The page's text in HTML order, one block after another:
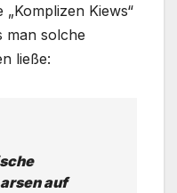
Kiews“
man solche
ließe:
auf